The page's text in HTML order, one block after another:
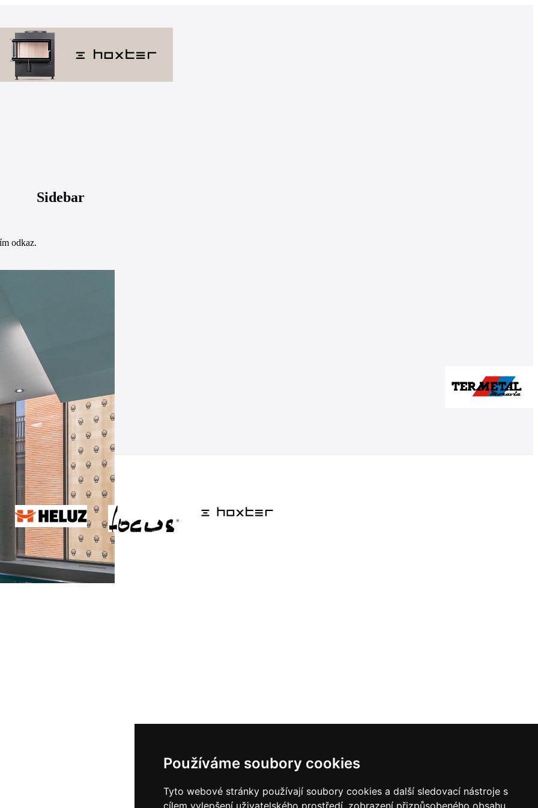
Používáme soubory cookies
Tyto webové stránky používají soubory cookies a další sledovací nástroje s
cílem vylepšení uživatelského prostředí, zobrazení přizpůsobeného obsahu
odkaz.
Sidebar